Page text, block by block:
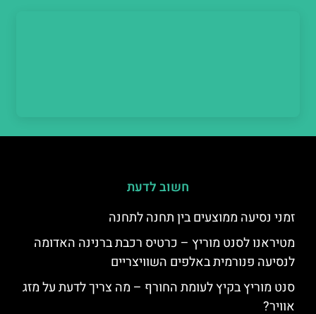
חשוב לדעת
זמני נסיעה ממוצעים בין תחנה לתחנה
מטיראנו לסנט מוריץ – כרטיס רכבת ברנינה האדומה
לנסיעה פנורמית באלפים השוויצריים
סנט מוריץ בקיץ לעומת החורף – מה צריך לדעת על מזג
אוויר?